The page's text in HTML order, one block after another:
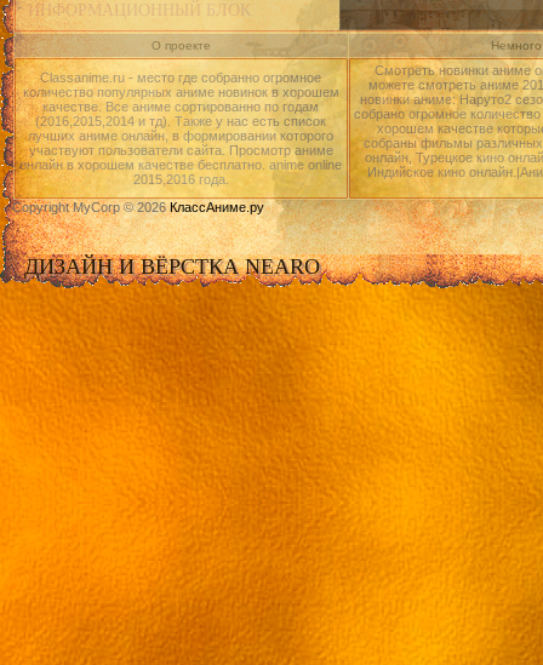
ИНФОРМАЦИОННЫЙ БЛОК
О проекте
Classanime.ru - место где собранно огромное
количество популярных аниме новинок в хорошем
качестве. Все аниме сортированно по годам
(2016,2015,2014 и тд). Также у нас есть список
лучших аниме онлайн, в формировании которого
участвуют пользователи сайта. Просмотр аниме
онлайн в хорошем качестве бесплатно. anime online
2015,2016 года.
Смотреть новинки аниме
можете смотреть аниме
новинки аниме: Наруто2
собрано огромное
хорошем качестве
собраны фильмы различных
онлайн, Турецкое кино
Индийское кино
Copyright MyCorp © 2026КлассАниме.ру
ДИЗАЙН И ВЁРСТКА NEARO